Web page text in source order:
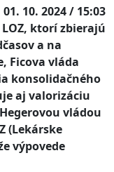
01. 10. 2024 / 15:03
ktorí zbierajú
a na
Ficova vláda
konsolidačného
aj valorizáciu
vládou
(Lekárske
výpovede